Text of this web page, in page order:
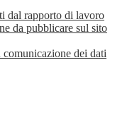
dal rapporto di lavoro
da pubblicare sul sito
comunicazione dei dati